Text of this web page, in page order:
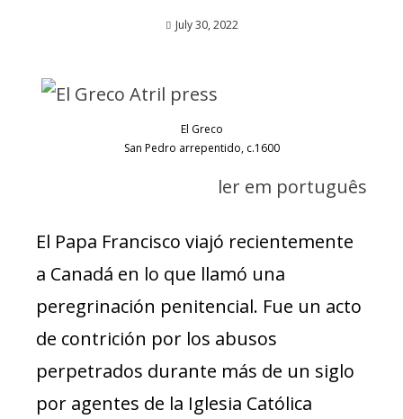
July 30, 2022
El Greco
San Pedro arrepentido, c.1600
ler em português
El Papa Francisco viajó recientemente
a Canadá en lo que llamó una
peregrinación penitencial. Fue un acto
de contrición por los abusos
perpetrados durante más de un siglo
por agentes de la Iglesia Católica